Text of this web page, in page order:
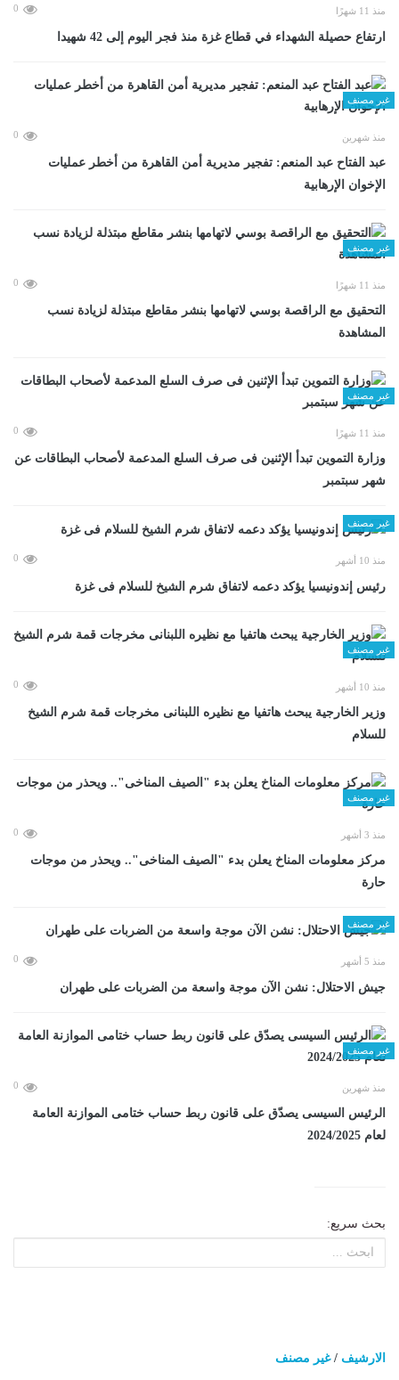
منذ 11 شهرًا 0
ارتفاع حصيلة الشهداء في قطاع غزة منذ فجر اليوم إلى 42 شهيدا
غير مصنف
منذ شهرين 0
عبد الفتاح عبد المنعم: تفجير مديرية أمن القاهرة من أخطر عمليات
الإخوان الإرهابية
غير مصنف
منذ 11 شهرًا 0
التحقيق مع الراقصة بوسي لاتهامها بنشر مقاطع مبتذلة لزيادة نسب
المشاهدة
غير مصنف
منذ 11 شهرًا 0
وزارة التموين تبدأ الإثنين فى صرف السلع المدعمة لأصحاب البطاقات عن
شهر سبتمبر
غير مصنف
منذ 10 أشهر 0
رئيس إندونيسيا يؤكد دعمه لاتفاق شرم الشيخ للسلام فى غزة
غير مصنف
منذ 10 أشهر 0
وزير الخارجية يبحث هاتفيا مع نظيره اللبنانى مخرجات قمة شرم الشيخ
للسلام
غير مصنف
منذ 3 أشهر 0
مركز معلومات المناخ يعلن بدء "الصيف المناخى".. ويحذر من موجات
حارة
غير مصنف
منذ 5 أشهر 0
جيش الاحتلال: نشن الآن موجة واسعة من الضربات على طهران
غير مصنف
منذ شهرين 0
الرئيس السيسى يصدّق على قانون ربط حساب ختامى الموازنة العامة
لعام 2024/2025
بحث سريع:
الارشيف /غير مصنف